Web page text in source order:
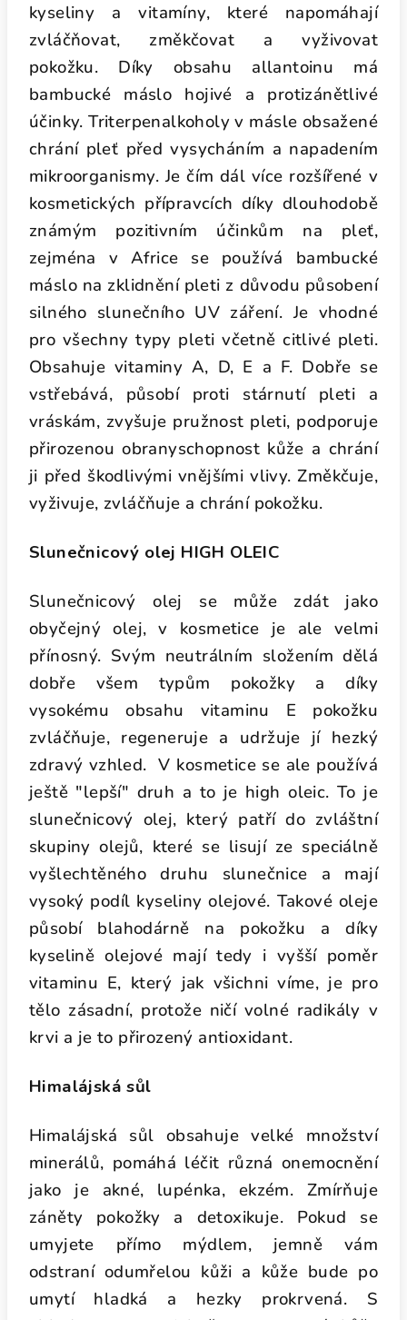
kyseliny a vitamíny, které napomáhají
zvláčňovat, změkčovat a vyživovat
pokožku. Díky obsahu allantoinu má
bambucké máslo hojivé a protizánětlivé
účinky. Triterpenalkoholy v másle obsažené
chrání pleť před vysycháním a napadením
mikroorganismy. Je čím dál více rozšířené v
kosmetických přípravcích díky dlouhodobě
známým pozitivním účinkům na pleť,
zejména v Africe se používá bambucké
máslo na zklidnění pleti z důvodu působení
silného slunečního UV záření. Je vhodné
pro všechny typy pleti včetně citlivé pleti.
Obsahuje vitaminy A, D, E a F. Dobře se
vstřebává, působí proti stárnutí pleti a
vráskám, zvyšuje pružnost pleti, podporuje
přirozenou obranyschopnost kůže a chrání
ji před škodlivými vnějšími vlivy. Změkčuje,
vyživuje, zvláčňuje a chrání pokožku.
Slunečnicový olej HIGH OLEIC
Slunečnicový olej se může zdát jako
obyčejný olej, v kosmetice je ale velmi
přínosný. Svým neutrálním složením dělá
dobře všem typům pokožky a díky
vysokému obsahu vitaminu E pokožku
zvláčňuje, regeneruje a udržuje jí hezký
zdravý vzhled. V kosmetice se ale používá
ještě "lepší" druh a to je high oleic. To je
slunečnicový olej, který patří do zvláštní
skupiny olejů, které se lisují ze speciálně
vyšlechtěného druhu slunečnice a mají
vysoký podíl kyseliny olejové. Takové oleje
působí blahodárně na pokožku a díky
kyselině olejové mají tedy i vyšší poměr
vitaminu E, který jak všichni víme, je pro
tělo zásadní, protože ničí volné radikály v
krvi a je to přirozený antioxidant.
Himalájská sůl
Himalájská sůl obsahuje velké množství
minerálů, pomáhá léčit různá onemocnění
jako je akné, lupénka, ekzém. Zmírňuje
záněty pokožky a detoxikuje. Pokud se
umyjete přímo mýdlem, jemně vám
odstraní odumřelou kůži a kůže bude po
umytí hladká a hezky prokrvená. S